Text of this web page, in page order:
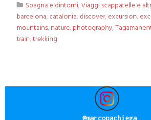
Spagna e dintorni,Viaggi scappatelle e
barcelona, catalonia, discover, excursion,
mountains, nature, photography,
train,trekking
@marcopachiega